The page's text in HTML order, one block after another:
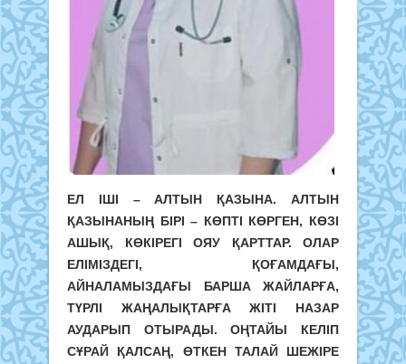
ЕЛ ІШІ – АЛТЫН ҚАЗЫНА. АЛТЫН
ҚАЗЫНАНЫҢ БІРІ – КӨПТІ КӨРГЕН, КӨЗІ
АШЫҚ, КӨКІРЕГІ ОЯУ ҚАРТТАР. ОЛАР
ЕЛІМІЗДЕГІ, ҚОҒАМДАҒЫ,
АЙНАЛАМЫЗДАҒЫ БАРША ЖАЙЛАРҒА,
ТҮРЛІ ЖАҢАЛЫҚТАРҒА ЖІТІ НАЗАР
АУДАРЫП ОТЫРАДЫ. ОҢТАЙЫ КЕЛІП
СҰРАЙ ҚАЛСАҢ, ӨТКЕН ТАЛАЙ ШЕЖІРЕ